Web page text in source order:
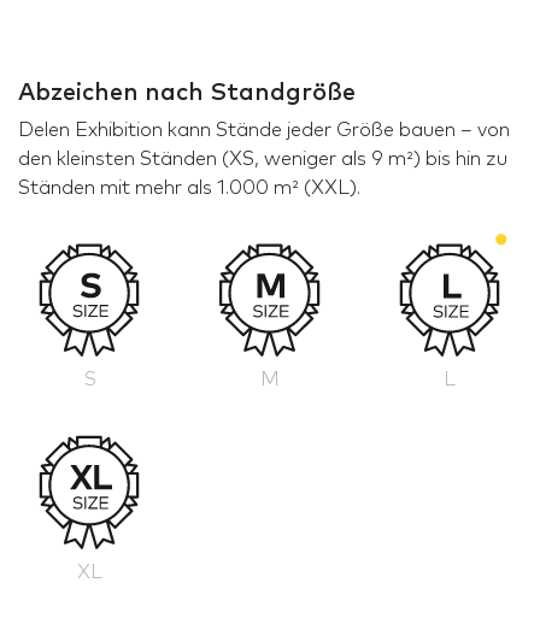
Abzeichen nach Standgröße
Delen Exhibition kann Stände jeder Größe bauen – von
den kleinsten Ständen (XS, weniger als 9 m²) bis hin zu
Ständen mit mehr als 1.000 m² (XXL).
S M L
XL